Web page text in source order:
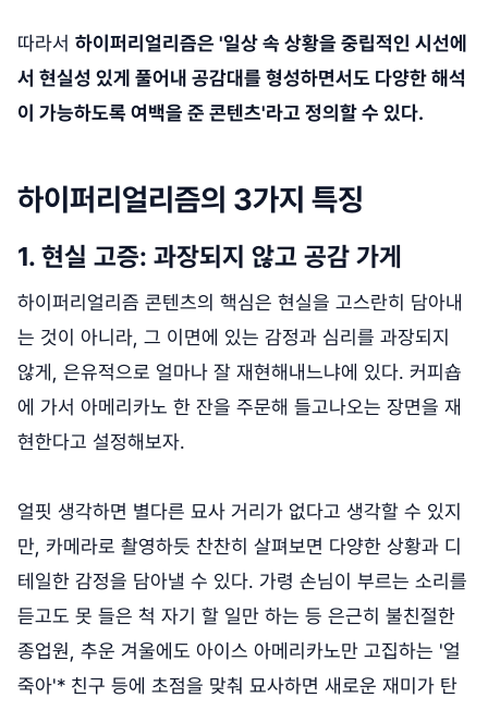
따라서 하이퍼리얼리즘은 '일상 속 상황을 중립적인 시선에
서 현실성 있게 풀어내 공감대를 형성하면서도 다양한 해석
이 가능하도록 여백을 준 콘텐츠'라고 정의할 수 있다.
하이퍼리얼리즘의 3가지 특징
1. 현실 고증: 과장되지 않고 공감 가게
하이퍼리얼리즘 콘텐츠의 핵심은 현실을 고스란히 담아내
는 것이 아니라, 그 이면에 있는 감정과 심리를 과장되지
않게, 은유적으로 얼마나 잘 재현해내느냐에 있다. 커피숍
에 가서 아메리카노 한 잔을 주문해 들고나오는 장면을 재
현한다고 설정해보자.
얼핏 생각하면 별다른 묘사 거리가 없다고 생각할 수 있지
만, 카메라로 촬영하듯 찬찬히 살펴보면 다양한 상황과 디
테일한 감정을 담아낼 수 있다. 가령 손님이 부르는 소리를
듣고도 못 들은 척 자기 할 일만 하는 등 은근히 불친절한
종업원, 추운 겨울에도 아이스 아메리카노만 고집하는 '얼
죽아'* 친구 등에 초점을 맞춰 묘사하면 새로운 재미가 탄